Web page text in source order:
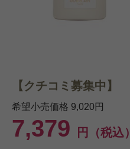
希望小売価格 9,020円
7,379 円（税込）
【クチコミ募集中】